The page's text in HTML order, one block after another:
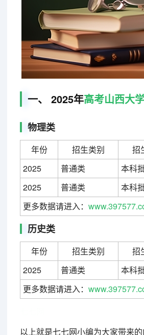
一、 2025年高考山西大
物理类
年份 招生类别
招
2025
普通类
本科
2025
普通类
本科
更多数据请进入：
历史类
年份 招生类别
招
2025
普通类
本科
更多数据请进入：
以上就是七七网小编为大家带来